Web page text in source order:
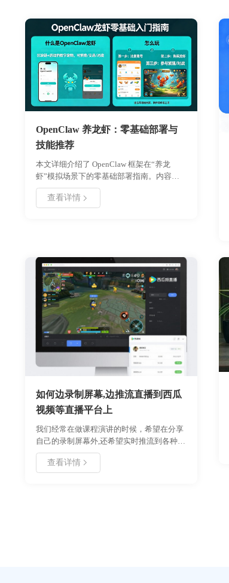
OpenClaw 养龙虾：零基础部署与
技能推荐
本文详细介绍了 OpenClaw 框架在“养龙
虾”模拟场景下的零基础部署指南。内容涵
盖环境准备、核心安装步骤、技能参数配置
及常见问题处理。通过本文，用户可以快速
查看详情
如何边录制屏幕,边推流直播到西瓜
视频等直播平台上
我们经常在做课程演讲的时候，希望在分享
自己的录制屏幕外,还希望实时推流到各种直
播平台，比如西瓜，虎牙、腾讯直播等平
台。今天小编给大家介绍如何用好哈录屏软
查看详情